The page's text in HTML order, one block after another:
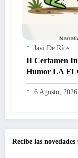
Javi De Ríos
II Certamen
Humor LA
3.000€
6 Agosto, 2026
Recibe las